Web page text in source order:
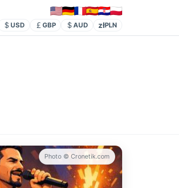
USD GBP AUD złPLN
Photo © Cronetik.com